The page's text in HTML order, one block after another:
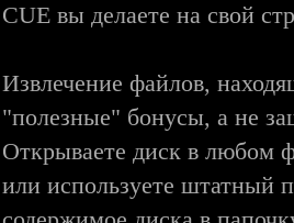
CUE вы делаете на свой
Извлечение файлов,
"полезные" бонусы, а не
Открываете диск в любом
или используете штатный